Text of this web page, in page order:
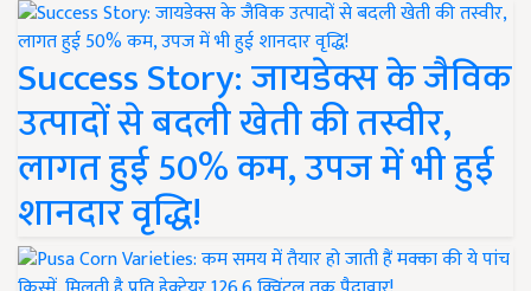
Success Story: जायडेक्स के जैविक
उत्पादों से बदली खेती की तस्वीर,
लागत हुई 50% कम, उपज में भी हुई
शानदार वृद्धि!